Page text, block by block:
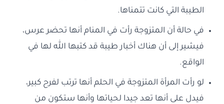
الطيبة التي كانت تتمناها.
في حالة أن المتزوجة رأت في المنام أنها تحضر عرس،
فيشير إلى أن هناك أخبار طيبة قد كتبها الله لها في
الواقع.
لو رأت المرأة المتزوجة في الحلم أنها ترتب لفرح كبير،
فيدل على أنها تعد جيدا لحياتها وأنها ستكون من